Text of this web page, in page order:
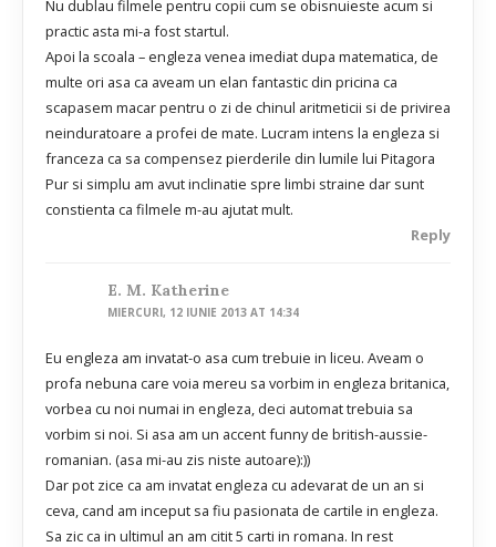
Nu dublau filmele pentru copii cum se obisnuieste acum si
practic asta mi-a fost startul.
Apoi la scoala – engleza venea imediat dupa matematica, de
multe ori asa ca aveam un elan fantastic din pricina ca
scapasem macar pentru o zi de chinul aritmeticii si de privirea
neinduratoare a profei de mate. Lucram intens la engleza si
franceza ca sa compensez pierderile din lumile lui Pitagora
Pur si simplu am avut inclinatie spre limbi straine dar sunt
constienta ca filmele m-au ajutat mult.
Reply
E. M. Katherine
MIERCURI, 12 IUNIE 2013 AT 14:34
Eu engleza am invatat-o asa cum trebuie in liceu. Aveam o
profa nebuna care voia mereu sa vorbim in engleza britanica,
vorbea cu noi numai in engleza, deci automat trebuia sa
vorbim si noi. Si asa am un accent funny de british-aussie-
romanian. (asa mi-au zis niste autoare):))
Dar pot zice ca am invatat engleza cu adevarat de un an si
ceva, cand am inceput sa fiu pasionata de cartile in engleza.
Sa zic ca in ultimul an am citit 5 carti in romana. In rest